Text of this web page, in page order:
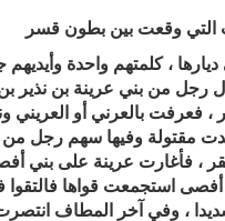
، كلمتهم واحدة وأيديهم
رجل من بني عرينة بن نذير بن
، فعرفت بالعرني أو العريني
مقتولة وفيها سهم رجل من
، فأغارت عرينة على بني
استجمعت قواها فالتقوا
شديدا ، وفي آخر المطاف